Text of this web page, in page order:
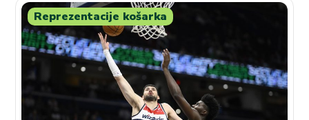
Reprezentacije košarka